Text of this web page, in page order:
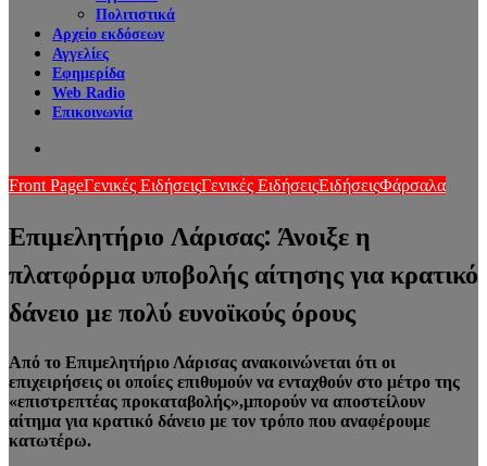
Πολιτιστικά
Αρχείο εκδόσεων
Αγγελίες
Εφημερίδα
Web Radio
Επικοινωνία
Front PageΓενικές ΕιδήσειςΓενικές ΕιδήσειςΕιδήσειςΦάρσαλα
Επιμελητήριο Λάρισας: Άνοιξε η
πλατφόρμα υποβολής αίτησης για κρατικό
δάνειο με πολύ ευνοϊκούς όρους
Από το Επιμελητήριο Λάρισας ανακοινώνεται ότι οι
επιχειρήσεις οι οποίες επιθυμούν να ενταχθούν στο μέτρο της
«επιστρεπτέας προκαταβολής»,μπορούν να αποστείλουν
αίτημα για κρατικό δάνειο με τον τρόπο που αναφέρουμε
κατωτέρω.